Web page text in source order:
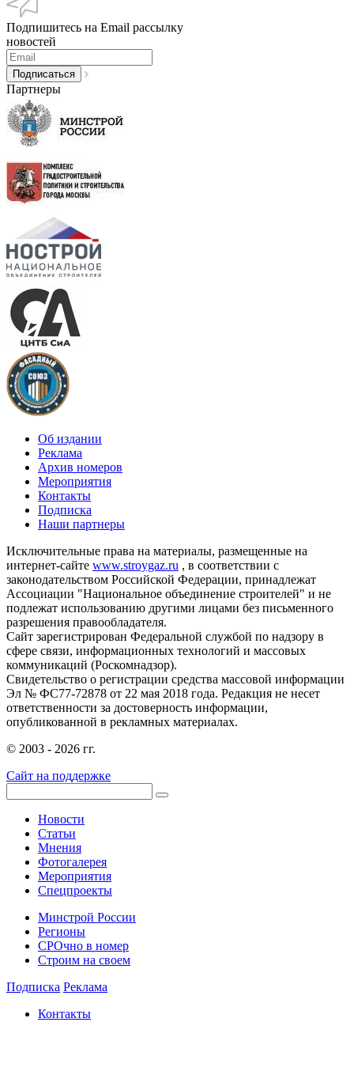
Подпишитесь на Email рассылку
новостей
Партнеры
Об издании
Реклама
Архив номеров
Мероприятия
Контакты
Подписка
Наши партнеры
Исключительные права на материалы, размещенные на
интернет-сайте www.stroygaz.ru , в соответствии с
законодательством Российской Федерации, принадлежат
Ассоциации "Национальное объединение строителей" и не
подлежат использованию другими лицами без письменного
разрешения правообладателя.
Сайт зарегистрирован Федеральной службой по надзору в
сфере связи, информационных технологий и массовых
коммуникаций (Роскомнадзор).
Свидетельство о регистрации средства массовой информации
Эл № ФС77-72878 от 22 мая 2018 года. Редакция не несет
ответственности за достоверность информации,
опубликованной в рекламных материалах.
© 2003 - 2026 гг.
Сайт на поддержке
Новости
Статьи
Мнения
Фотогалерея
Мероприятия
Спецпроекты
Минстрой России
Регионы
СРОчно в номер
Строим на своем
Подписка Реклама
Контакты